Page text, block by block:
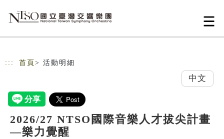
::: 首頁 > 活動明細
中文
2026/27 NTSO國際音樂人才拔尖計畫
—樂力覺醒